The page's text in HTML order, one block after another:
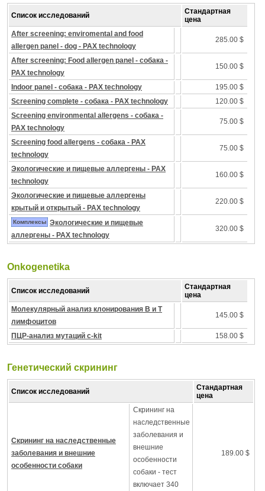
Список исследований
Стандартная
цена
After screening: enviromental and food
allergen panel - dog - PAX technology
285.00 $
After screening: Food allergen panel - собака -
PAX technology
150.00 $
Indoor panel - собака - PAX technology
195.00 $
Screening complete - собака - PAX technology
120.00 $
Screening environmental allergens - собака -
PAX technology
75.00 $
Screening food allergens - собака - PAX
technology
75.00 $
Экологические и пищевые аллергены - PAX
technology
160.00 $
Экологические и пищевые аллергены
крытый и открытый - PAX technology
220.00 $
Комплексы Экологические и пищевые
аллергены - PAX technology
320.00 $
Onkogenetika
Список исследований
Стандартная
цена
Молекулярный анализ клонирования B и T
лимфоцитов
145.00 $
ПЦР-анализ мутаций c-kit 158.00 $
Генетический скрининг
Список исследований
Стандартная
цена
Скрининг на наследственные
заболевания и внешние
особенности собаки
Скрининг на
наследственные
заболевания и
внешние
особенности
собаки - тест
включает 340
189.00 $